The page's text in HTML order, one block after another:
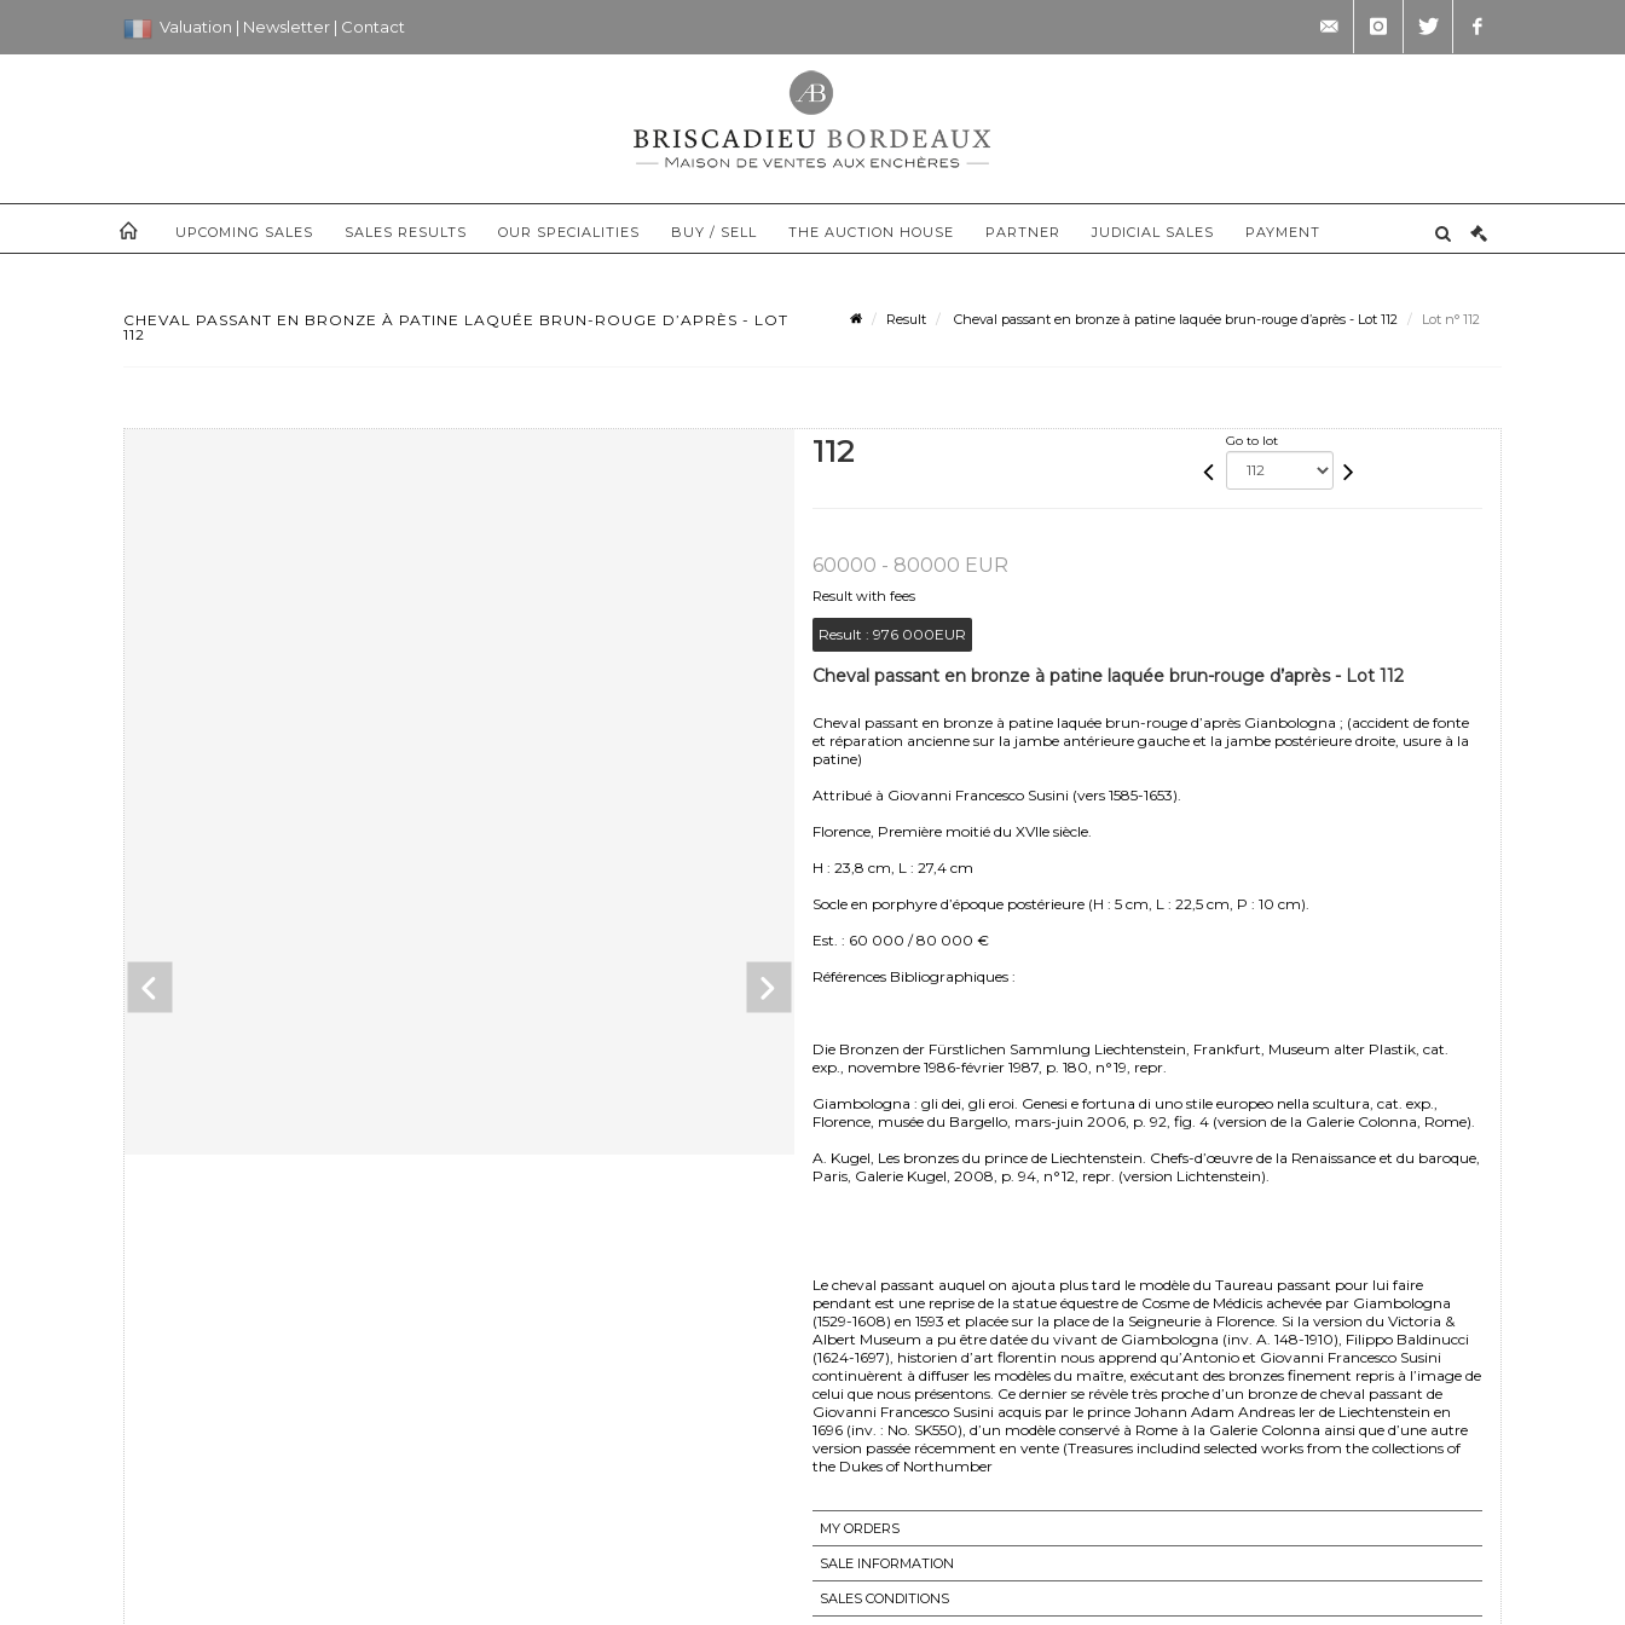
Valuation | Newsletter | Contact
UPCOMING SALES SALES RESULTS OUR SPECIALITIES BUY / SELL THE AUCTION HOUSE PARTNER JUDICIAL SALES PAYMENT
CHEVAL PASSANT EN BRONZE À PATINE LAQUÉE BRUN-ROUGE D’APRÈS - LOT
112
Result Cheval passant en bronze à patine laquée brun-rouge d’après - Lot 112 Lot n° 112
112 Go to lot
60000 - 80000 EUR
Result with fees
Result : 976 000EUR
Cheval passant en bronze à patine laquée brun-rouge d’après - Lot 112
Cheval passant en bronze à patine laquée brun-rouge d’après Gianbologna ; (accident de fonte
et réparation ancienne sur la jambe antérieure gauche et la jambe postérieure droite, usure à la
patine)
Attribué à Giovanni Francesco Susini (vers 1585-1653).
Florence, Première moitié du XVIIe siècle.
H : 23,8 cm, L : 27,4 cm
Socle en porphyre d’époque postérieure (H : 5 cm, L : 22,5 cm, P : 10 cm).
Est. : 60 000 / 80 000 €
Références Bibliographiques :
Die Bronzen der Fürstlichen Sammlung Liechtenstein, Frankfurt, Museum alter Plastik, cat.
exp., novembre 1986-février 1987, p. 180, n°19, repr.
Giambologna : gli dei, gli eroi. Genesi e fortuna di uno stile europeo nella scultura, cat. exp.,
Florence, musée du Bargello, mars-juin 2006, p. 92, fig. 4 (version de la Galerie Colonna, Rome).
A. Kugel, Les bronzes du prince de Liechtenstein. Chefs-d’œuvre de la Renaissance et du baroque,
Paris, Galerie Kugel, 2008, p. 94, n°12, repr. (version Lichtenstein).
Le cheval passant auquel on ajouta plus tard le modèle du Taureau passant pour lui faire
pendant est une reprise de la statue équestre de Cosme de Médicis achevée par Giambologna
(1529-1608) en 1593 et placée sur la place de la Seigneurie à Florence. Si la version du Victoria &
Albert Museum a pu être datée du vivant de Giambologna (inv. A. 148-1910), Filippo Baldinucci
(1624-1697), historien d’art florentin nous apprend qu’Antonio et Giovanni Francesco Susini
continuèrent à diffuser les modèles du maître, exécutant des bronzes finement repris à l’image de
celui que nous présentons. Ce dernier se révèle très proche d’un bronze de cheval passant de
Giovanni Francesco Susini acquis par le prince Johann Adam Andreas Ier de Liechtenstein en
1696 (inv. : No. SK550), d’un modèle conservé à Rome à la Galerie Colonna ainsi que d’une autre
version passée récemment en vente (Treasures includind selected works from the collections of
the Dukes of Northumber
MY ORDERS
SALE INFORMATION
SALES CONDITIONS